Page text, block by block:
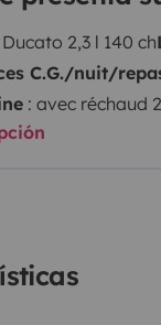
2,3 l 140 ch
C.G./nuit/
: avec réchaud
: permanent AR
voiture dans